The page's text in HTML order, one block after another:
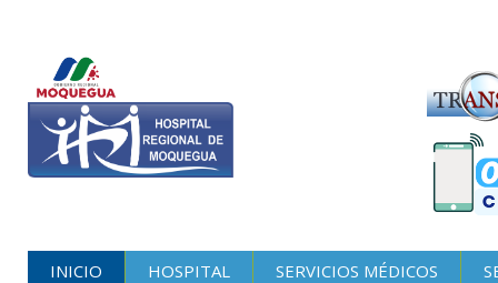
INICIO HOSPITAL SERVICIOS MÉDICOS